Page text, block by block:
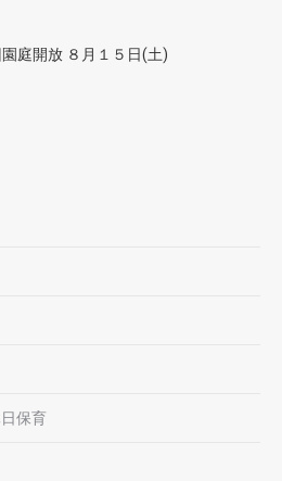
庭開放 ８月１５日(土)
保育